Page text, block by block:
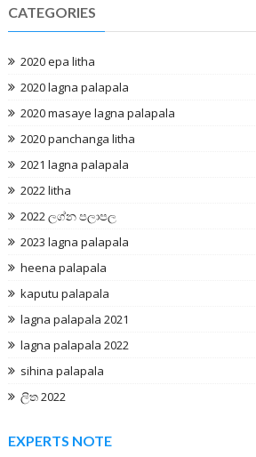
CATEGORIES
2020 epa litha
2020 lagna palapala
2020 masaye lagna palapala
2020 panchanga litha
2021 lagna palapala
2022 litha
2022 ලග්න පලාපල
2023 lagna palapala
heena palapala
kaputu palapala
lagna palapala 2021
lagna palapala 2022
sihina palapala
ලිත 2022
EXPERTS NOTE